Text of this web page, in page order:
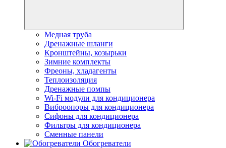
Медная труба
Дренажные шланги
Кронштейны, козырьки
Зимние комплекты
Фреоны, хладагенты
Теплоизоляция
Дренажные помпы
Wi-Fi модули для кондиционера
Виброопоры для кондиционера
Сифоны для кондиционера
Фильтры для кондиционера
Сменные панели
Обогреватели